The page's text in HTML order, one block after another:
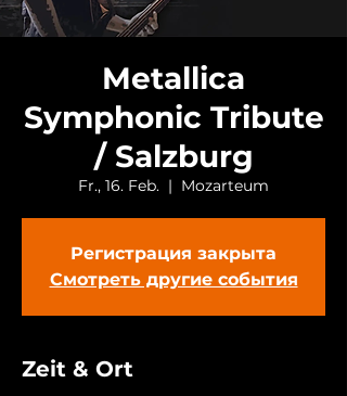
Metallica
Symphonic Tribute
/ Salzburg
Fr., 16. Feb.
  |
Mozarteum
Регистрация закрыта
Смотреть другие события
Zeit & Ort